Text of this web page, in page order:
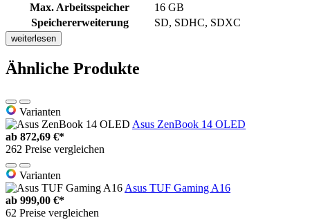
Max. Arbeitsspeicher
16 GB
Speichererweiterung
SD, SDHC, SDXC
weiterlesen
Ähnliche Produkte
Varianten
Asus ZenBook 14 OLED
ab 872,69 €*
262 Preise vergleichen
Varianten
Asus TUF Gaming A16
ab 999,00 €*
62 Preise vergleichen